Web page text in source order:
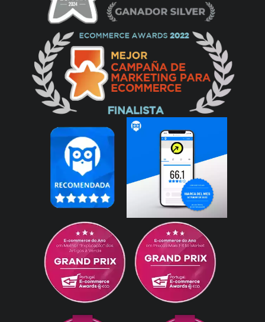
mucho mejor de lo que esperaba. Deja los
cristales súper limpios. Yo le pongo las
pulverizaciones que pone en las
instrucciones, de 10 a 15, según se van
secando las mopas con el uso y, en vez de
agua, le pongo limpiacristales y quedan de
lujo. Cuando acaba, avisa con 3 pitidos y se
va al centro del cristal. Es muy fácil de poner
a funcionar: le das al botón de inicio con el
aparato pegado al cristal y enseguida hace
succión. Luego le das al botón de inicio y ya.
Los trapos los voy cambiando cuando veo
que se ensucian, aunque no dejan marcas de
suciedad. Trae bastantes repuestos. De
momento estoy encantada.
Carmen
21/03/2024
Lo he utilizado poco por ahora, pero ha
hecho bien la limpieza tanto en una puerta